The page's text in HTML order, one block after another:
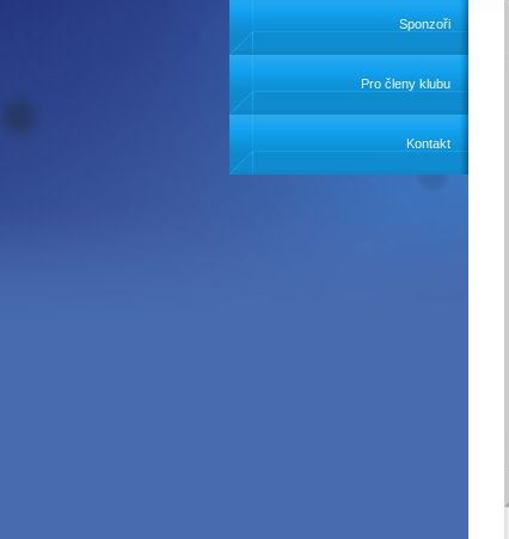
Sponzoři
Pro členy klubu
Kontakt